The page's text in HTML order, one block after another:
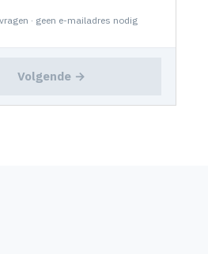
· geen e-mailadres nodig
Volgende →